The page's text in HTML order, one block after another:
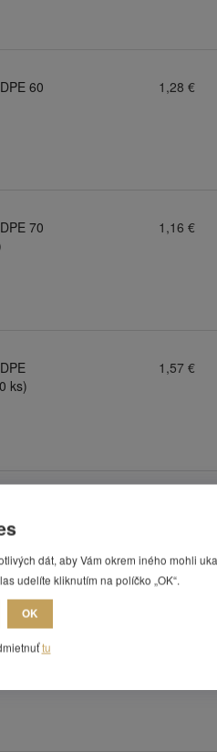
60
1,28 €
70
1,16 €
ks)
1,57 €
dát, aby Vám okrem iného mohli
udelíte kliknutím na políčko „OK“.
OK
tu